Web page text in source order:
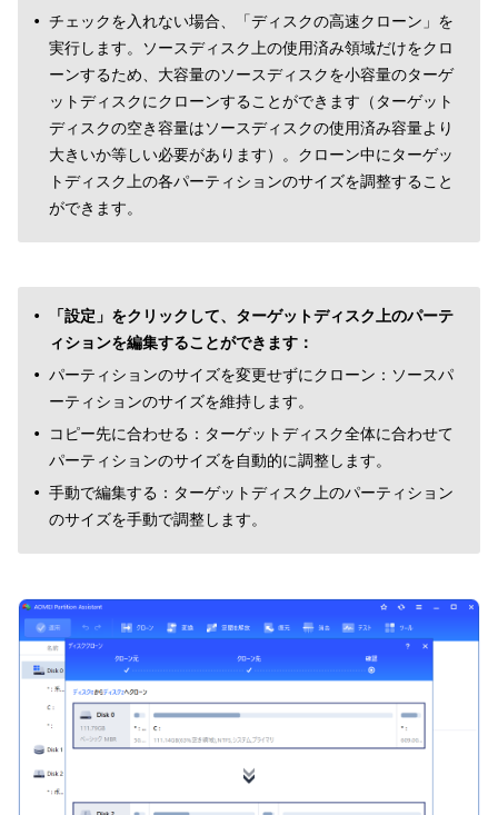
チェックを入れない場合、「ディスクの高速クローン」を
実行します。ソースディスク上の使用済み領域だけをクロ
ーンするため、大容量のソースディスクを小容量のターゲ
ットディスクにクローンすることができます（ターゲット
ディスクの空き容量はソースディスクの使用済み容量より
大きいか等しい必要があります）。クローン中にターゲッ
トディスク上の各パーティションのサイズを調整すること
ができます。
「設定」をクリックして、ターゲットディスク上のパーテ
ィションを編集することができます：
パーティションのサイズを変更せずにクローン：ソースパ
ーティションのサイズを維持します。
コピー先に合わせる：ターゲットディスク全体に合わせて
パーティションのサイズを自動的に調整します。
手動で編集する：ターゲットディスク上のパーティション
のサイズを手動で調整します。